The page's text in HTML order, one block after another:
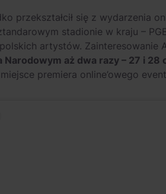
przekształcił się z wydarzenia
stadionie w kraju –
artystów. Zainteresowanie
Narodowym aż dwa razy – 27 i 28
premiera online’owego